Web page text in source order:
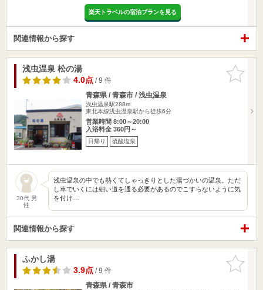
楽天トラベルの宿泊プランを見る
関連情報から探す
お気に入
りに追加
浅虫温泉 松の湯
4.0点/ 9 件
青森県 / 青森市 / 浅虫温泉
浅虫温泉駅288m
東北本線浅虫温泉駅から徒歩6分
営業時間 8:00～20:00
入浴料金 360円～
日帰り 硫酸塩泉
30代 男
性
浅虫温泉の中でも熱くてしゃっきりとした湯づかいの温泉。ただ
し車でいくには細い道を通る必要があるのでこすらないように気
を付け…
関連情報から探す
お気に入
りに追加
ふかし湯
3.9点/ 9 件
青森県 / 青森市